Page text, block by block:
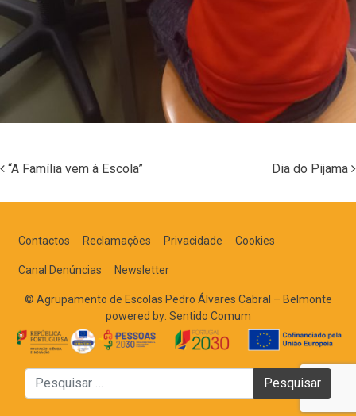
“A Família vem à Escola” Dia do Pijama
Contactos Reclamações Privacidade Cookies
Canal Denúncias Newsletter
© Agrupamento de Escolas Pedro Álvares Cabral – Belmonte
powered by: Sentido Comum